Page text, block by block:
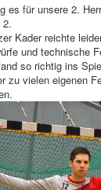
es für unsere 2.
2.
Kader reichte
und technische
so richtig ins
zu vielen eigenen